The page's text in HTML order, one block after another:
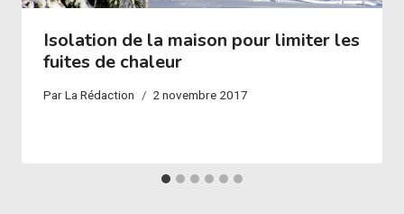
Isolation de la maison pour limiter les
fuites de chaleur
ParLa Rédaction 2 novembre 2017